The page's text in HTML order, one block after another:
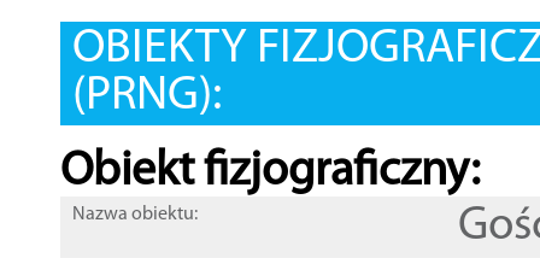
OBIEKTY
(PRNG):
Obiekt fizjograficzny:
Nazwa obiektu: